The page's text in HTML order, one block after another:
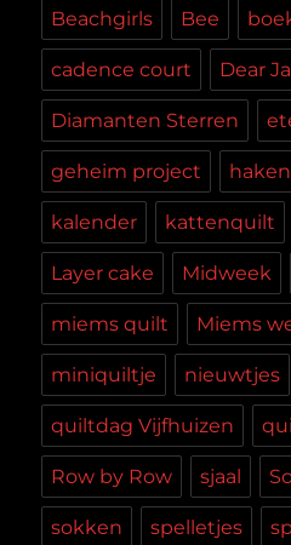
Beachgirls Bee
cadence court Dear
Diamanten Sterren
geheim project haken
kalender kattenquilt
Layer cake Midweek
miems quilt Miems
miniquiltje nieuwtjes
quiltdag Vijfhuizen
Row by Row sjaal
sokken spelletjes